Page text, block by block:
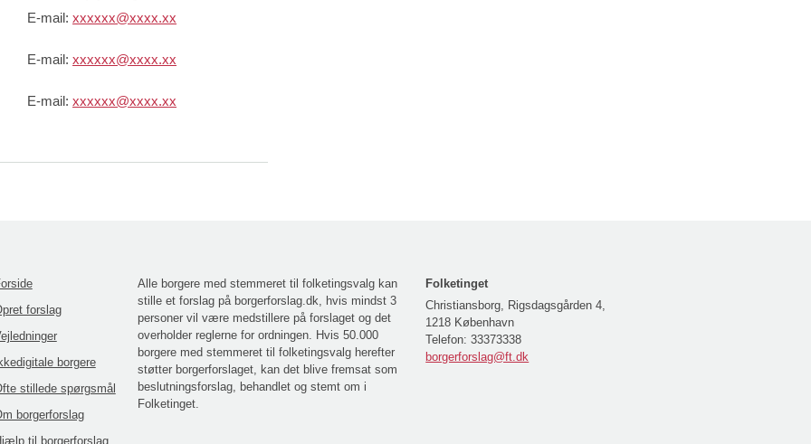
E-mail: xxxxxx@xxxx.xx
E-mail: xxxxxx@xxxx.xx
E-mail: xxxxxx@xxxx.xx
forslag
Ikkedigitale borgere
stillede spørgsmål
borgerforslag
til borgerforslag
Alle borgere med stemmeret til folketingsvalg kan
stille et forslag på borgerforslag.dk, hvis mindst 3
personer vil være medstillere på forslaget og det
overholder reglerne for ordningen. Hvis 50.000
borgere med stemmeret til folketingsvalg herefter
støtter borgerforslaget, kan det blive fremsat som
beslutningsforslag, behandlet og stemt om i
Folketinget.
Folketinget
Christiansborg, Rigsdagsgården 4,
1218 København
Telefon:33373338
borgerforslag@ft.dk